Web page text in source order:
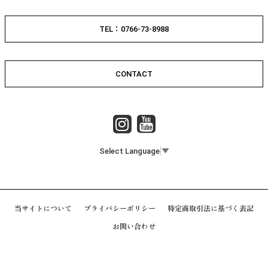
TEL：0766-73-8988
CONTACT
Select Language ▼
当サイトについて プライバシーポリシー 特定商取引法に基づく表記
お問い合わせ